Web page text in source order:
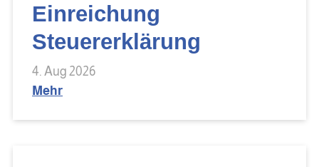
Einreichung
Steuererklärung
4. Aug 2026
Mehr